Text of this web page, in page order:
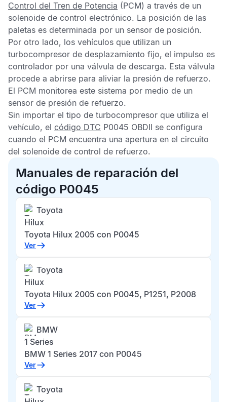
Control del Tren de Potencia (PCM) a través de un
solenoide de control electrónico. La posición de las
paletas es determinada por un sensor de posición.
Por otro lado, los vehículos que utilizan un
turbocompresor de desplazamiento fijo, el impulso es
controlador por una válvula de descarga. Esta válvula
procede a abrirse para aliviar la presión de refuerzo.
El PCM monitorea este sistema por medio de un
sensor de presión de refuerzo.
Sin importar el tipo de turbocompresor que utiliza el
vehículo, el código DTC P0045 OBDII se configura
cuando el PCM encuentra una apertura en el circuito
del solenoide de control de refuerzo.
Manuales de reparación del
código P0045
Toyota
Hilux
Toyota Hilux 2005 con P0045
Ver
Toyota
Hilux
Toyota Hilux 2005 con P0045, P1251, P2008
Ver
BMW
1 Series
BMW 1 Series 2017 con P0045
Ver
Toyota